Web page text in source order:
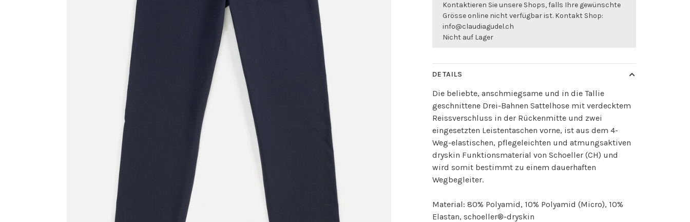
Kontaktieren Sie unsere Shops, falls Ihre gewünschte
Grösse online nicht verfügbar ist. Kontakt Shop:
info@claudiagudel.ch
Nicht auf Lager
DETAILS
Die beliebte, anschmiegsame und in die Tallie
geschnittene Drei-Bahnen Sattelhose mit verdecktem
Reissverschluss in der Rückenmitte und zwei
eingesetzten Leistentaschen vorne, ist aus dem 4-
Weg-elastischen, pflegeleichten und atmungsaktiven
dryskin Funktionsmaterial von Schoeller (CH) und
wird somit bestimmt zu einem dauerhaften
Wegbegleiter.
Material: 80% Polyamid, 10% Polyamid (Micro), 10%
Elastan, schoeller®-dryskin